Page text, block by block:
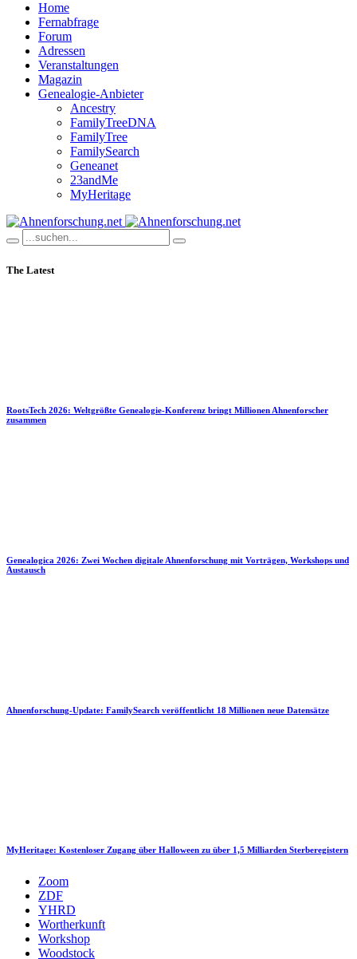
Home
Fernabfrage
Forum
Adressen
Veranstaltungen
Magazin
Genealogie-Anbieter
Ancestry
FamilyTreeDNA
FamilyTree
FamilySearch
Geneanet
23andMe
MyHeritage
The Latest
RootsTech 2026: Weltgrößte Genealogie-Konferenz bringt Millionen Ahnenforscher
zusammen
Genealogica 2026: Zwei Wochen digitale Ahnenforschung mit Vorträgen, Workshops und
Austausch
Ahnenforschung-Update: FamilySearch veröffentlicht 18 Millionen neue Datensätze
MyHeritage: Kostenloser Zugang über Halloween zu über 1,5 Milliarden Sterberegistern
Zoom
ZDF
YHRD
Wortherkunft
Workshop
Woodstock